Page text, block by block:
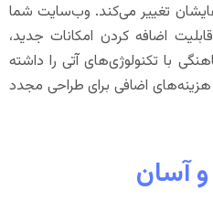
تغییر می‌کند. وب‌سایت شما
اضافه کردن امکانات جدید،
با تکنولوژی‌های آتی را داشته
اضافی برای طراحی مجدد
آسان